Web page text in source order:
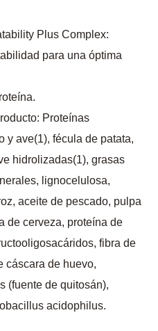
Plus Complex:
para una óptima
Proteínas
y ave(1), fécula de patata,
hidrolizadas(1), grasas
lignocelulosa,
aceite de pescado, pulpa
de cerveza, proteína de
fibra de
cáscara de huevo,
(fuente de quitosán),
acidophilus.